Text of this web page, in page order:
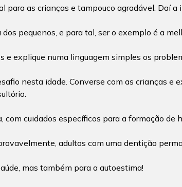
para as crianças e tampouco agradável. Daí
pequenos, e para tal, ser o exemplo é a
explique numa linguagem simples os
nesta idade. Converse com as crianças e
cuidados específicos para a formação de
adultos com uma dentição
mas também para a autoestima!